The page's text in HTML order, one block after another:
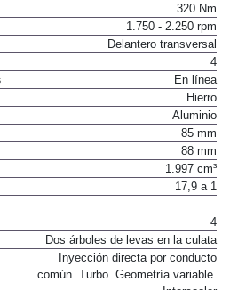
320 Nm
1.750 - 2.250 rpm
Delantero transversal
4
En línea
Hierro
Aluminio
85 mm
88 mm
1.997 cm³
17,9 a 1
4
Dos árboles de levas en la culata
Inyección directa por conducto
común. Turbo. Geometría variable.